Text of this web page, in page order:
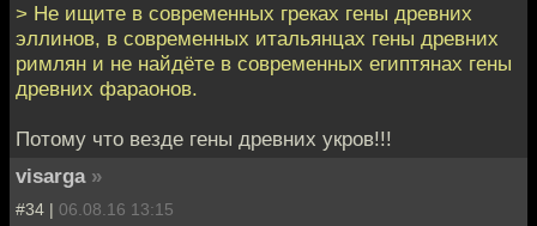
> Не ищите в современных греках гены древних
эллинов, в современных итальянцах гены древних
римлян и не найдёте в современных египтянах гены
древних фараонов.
Потому что везде гены древних укров!!!
visarga »
#34 | 06.08.16 13:15